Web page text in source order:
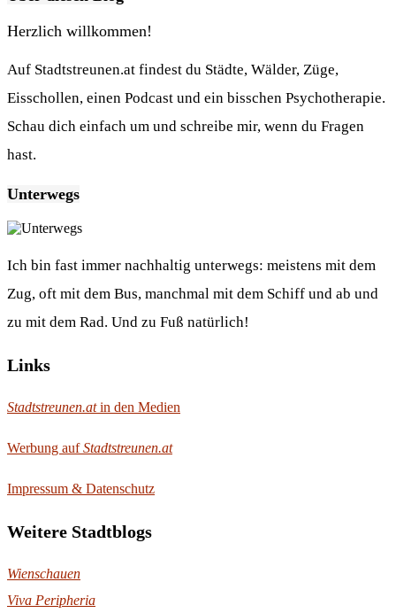
Herzlich willkommen!
Auf Stadtstreunen.at findest du Städte, Wälder, Züge,
Eisschollen, einen Podcast und ein bisschen Psychotherapie.
Schau dich einfach um und schreibe mir, wenn du Fragen
hast.
Unterwegs
Ich bin fast immer nachhaltig unterwegs: meistens mit dem
Zug, oft mit dem Bus, manchmal mit dem Schiff und ab und
zu mit dem Rad. Und zu Fuß natürlich!
Links
Stadtstreunen.atin den Medien
Werbung aufStadtstreunen.at
Impressum & Datenschutz
Weitere Stadtblogs
Wienschauen
Viva Peripheria